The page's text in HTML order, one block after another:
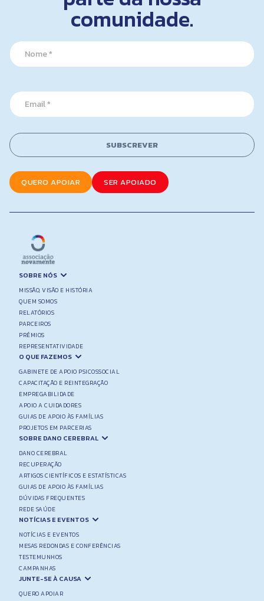
comunidade.
a
m
E
m
a
l
N
a
m
E
m
a
l
*
SUBSCREVER
QUERO APOIAR SER APOIADO
SOBRE NÓS
MISSÃO, VISÃO E HISTÓRIA
QUEM SOMOS
RELATÓRIOS
PARCEIROS
PRÉMIOS
REPRESENTATIVIDADE
O QUE FAZEMOS
GABINETE DE APOIO PSICOSSOCIAL
CAPACITAÇÃO E REINTEGRAÇÃO
EMPREGABILIDADE
APOIO A CUIDADORES
GUIAS DE APOIO ÀS FAMÍLIAS
PROJETOS EM PARCERIAS
SOBRE DANO CEREBRAL
DANO CEREBRAL
RECUPERAÇÃO
ARTIGOS CIENTÍFICOS E ESTATÍSTICAS
GUIAS DE APOIO ÀS FAMÍLIAS
DÚVIDAS FREQUENTES
REDE SAÚDE
NOTÍCIAS E EVENTOS
NOTÍCIAS E EVENTOS
MESAS REDONDAS E CONFERÊNCIAS
TESTEMUNHOS
CAMPANHAS
JUNTE-SE À CAUSA
QUERO APOIAR